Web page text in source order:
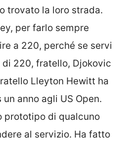
trovato la loro strada.
per farlo sempre
a 220, perché se servi
220, fratello, Djokovic
Lleyton Hewitt ha
anno agli US Open.
prototipo di qualcuno
al servizio. Ha fatto